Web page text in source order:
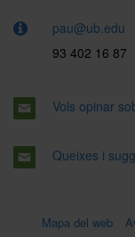
pau@ub.edu
93 402 16 87
Vols opinar
Queixes i
Mapa del web